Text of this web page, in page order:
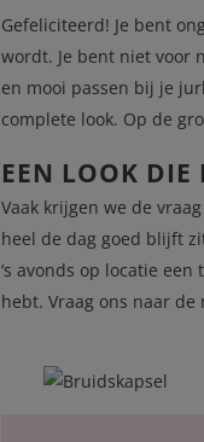
Gefeliciteerd! Je bent
wordt. Je bent niet voor
en mooi passen bij je
complete look. Op de
EEN LOOK DIE
Vaak krijgen we de
heel de dag goed blijft
‘s avonds op locatie
hebt. Vraag ons naar de